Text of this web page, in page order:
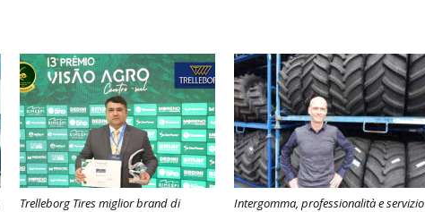
Trelleborg Tires miglior brand di
Intergomma, professionalità e servizio